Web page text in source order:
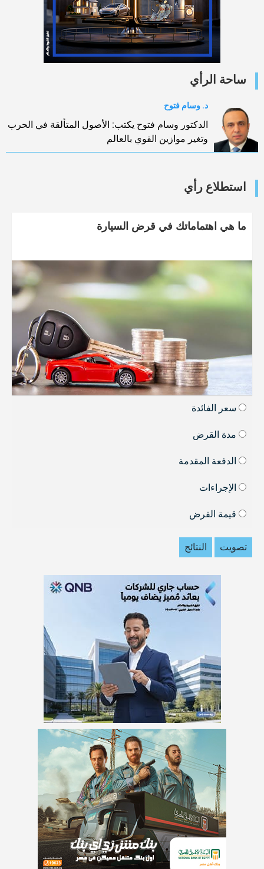
ساحة الرأي
د. وسام فتوح
الدكتور وسام فتوح يكتب: الأصول المتألقة في الحرب
وتغير موازين القوي بالعالم
استطلاع رأي
ما هي اهتماماتك في قرض السيارة
سعر الفائدة
مدة القرض
الدفعة المقدمة
الإجراءات
قيمة القرض
تصويت النتائج